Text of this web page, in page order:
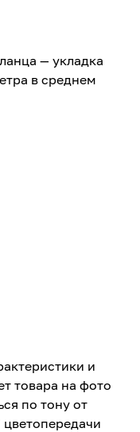
— укладка
в среднем
и
товара на фото
по тону от
цветопередачи